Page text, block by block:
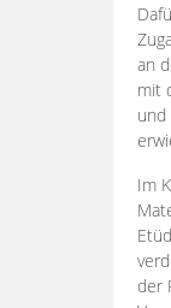
an
mit
und
Im
der